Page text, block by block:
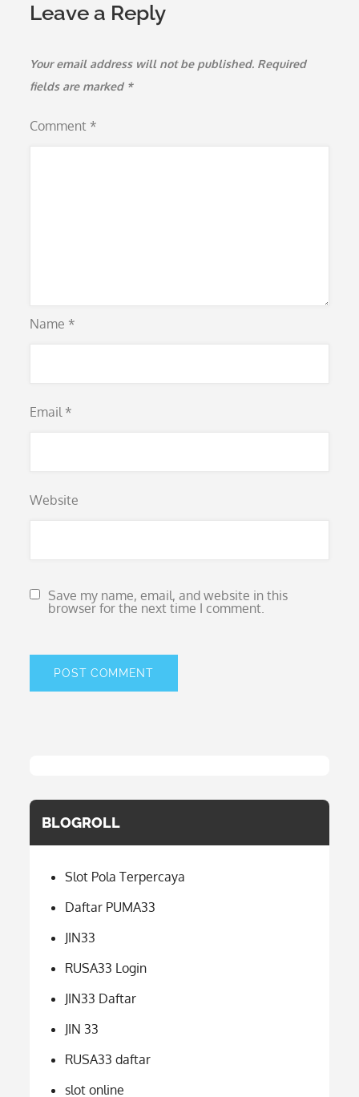
Leave a Reply
Your email address will not be published. Required
fields are marked *
Comment *
Name *
Email *
Website
Save my name, email, and website in this
browser for the next time I comment.
BLOGROLL
Slot Pola Terpercaya
Daftar PUMA33
JIN33
RUSA33 Login
JIN33 Daftar
JIN 33
RUSA33 daftar
slot online